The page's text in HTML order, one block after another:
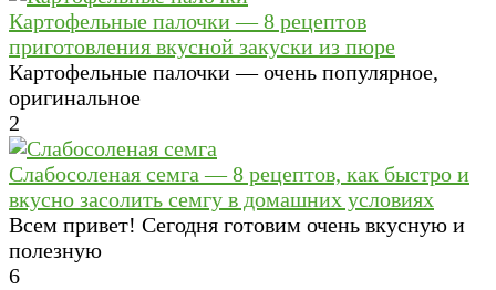
Картофельные палочки — 8 рецептов
приготовления вкусной закуски из пюре
Картофельные палочки — очень популярное,
оригинальное
2
Слабосоленая семга — 8 рецептов, как быстро и
вкусно засолить семгу в домашних условиях
Всем привет! Сегодня готовим очень вкусную и
полезную
6